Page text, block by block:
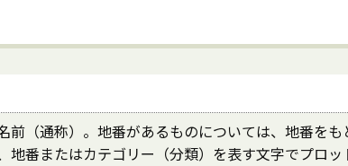
前（通称）。地番があるものについては、地番をも
地番またはカテゴリー（分類）を表す文字でプロッ